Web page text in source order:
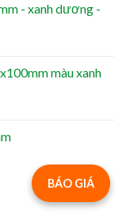
- xanh dương -
màu xanh
BÁO GIÁ